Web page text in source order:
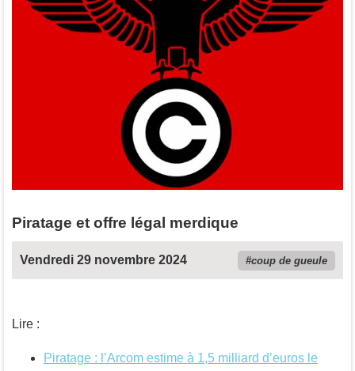
Piratage et offre légal merdique
Vendredi 29 novembre 2024 coup de gueule
Lire :
Piratage : l’Arcom estime à 1,5 milliard d’euros le